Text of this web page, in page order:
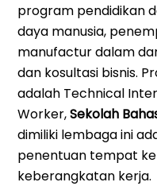
program pendidikan
daya manusia,
manufactur dalam
dan kosultasi bisnis.
adalah Technical
Worker,Sekolah
dimiliki lembaga ini
penentuan tempat
keberangkatan kerja.